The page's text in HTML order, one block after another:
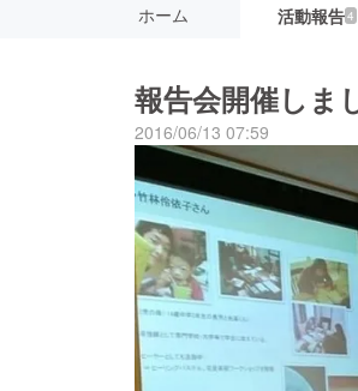
ホーム 活動報告4
報告会開催しま
2016/06/13 07:59